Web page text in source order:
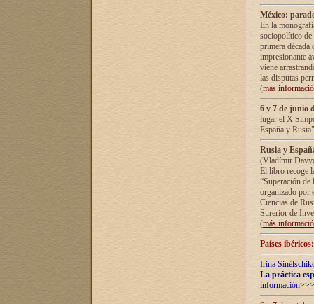
México:
En la
sociopolítico de
primera década
impresionante
viene
las disputas
(más
6 y 7 de junio
lugar el X
España y
Rusia y
(Vladímir
El libro recoge
“Superación
organizado por
Ciencias de
Surerior de
(más
Países
Irina
La práctica
información>>>